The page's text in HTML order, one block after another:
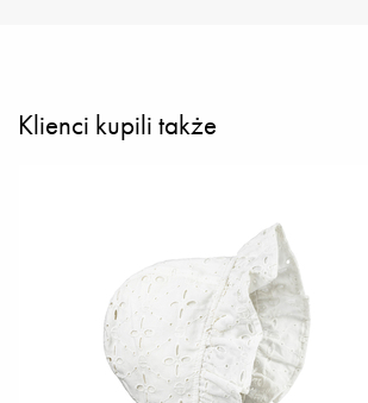
Klienci kupili także